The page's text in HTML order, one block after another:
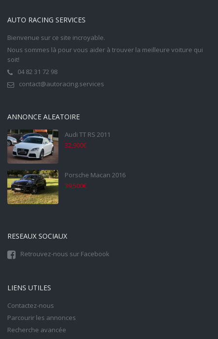
AUTO RACING SERVICES
Bienvenue sur ce site incroyable.
Nous sommes là pour vous aider à trouver la meilleure voiture qui
soit!
04 82 31 72 98
contact@autoracing.services
ANNONCE ALEATOIRE
Audi TT RS 2011
32,900€
Porsche Macan 2016
39,500€
RESEAUX SOCIAUX
Retrouvez-nous sur Facebook
LIENS UTILES
Contactez-nous
Parcourir les annonces
Recherche avancée